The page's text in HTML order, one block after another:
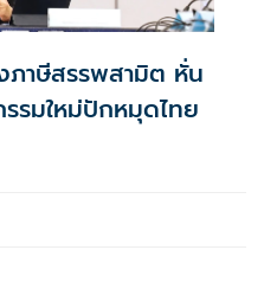
ภาษีสรรพสามิต หั่น
รมใหม่ปักหมุดไทย